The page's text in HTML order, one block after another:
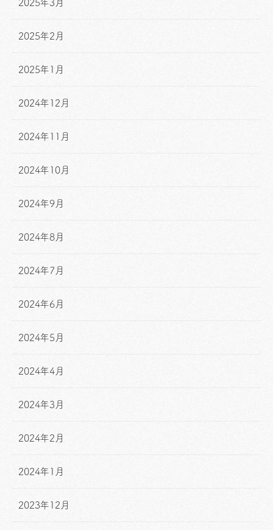
2025年3月
2025年2月
2025年1月
2024年12月
2024年11月
2024年10月
2024年9月
2024年8月
2024年7月
2024年6月
2024年5月
2024年4月
2024年3月
2024年2月
2024年1月
2023年12月